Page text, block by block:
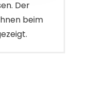
Der
beim